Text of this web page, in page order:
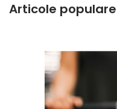
Articole populare